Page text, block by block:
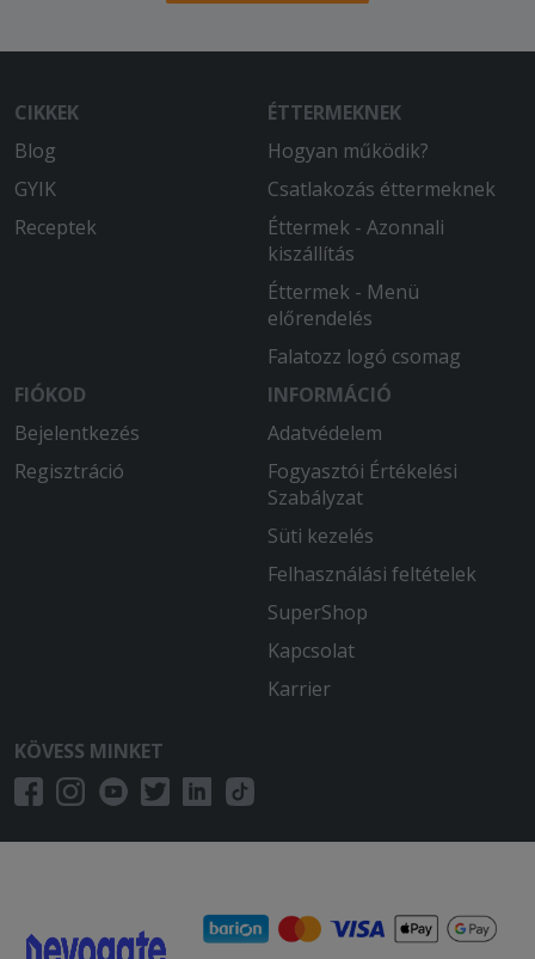
CIKKEK
Blog
GYIK
Receptek
ÉTTERMEKNEK
Hogyan működik?
Csatlakozás éttermeknek
Éttermek - Azonnali
kiszállítás
Éttermek - Menü
előrendelés
Falatozz logó csomag
FIÓKOD
Bejelentkezés
Regisztráció
INFORMÁCIÓ
Adatvédelem
Fogyasztói Értékelési
Szabályzat
Süti kezelés
Felhasználási feltételek
SuperShop
Kapcsolat
Karrier
KÖVESS MINKET